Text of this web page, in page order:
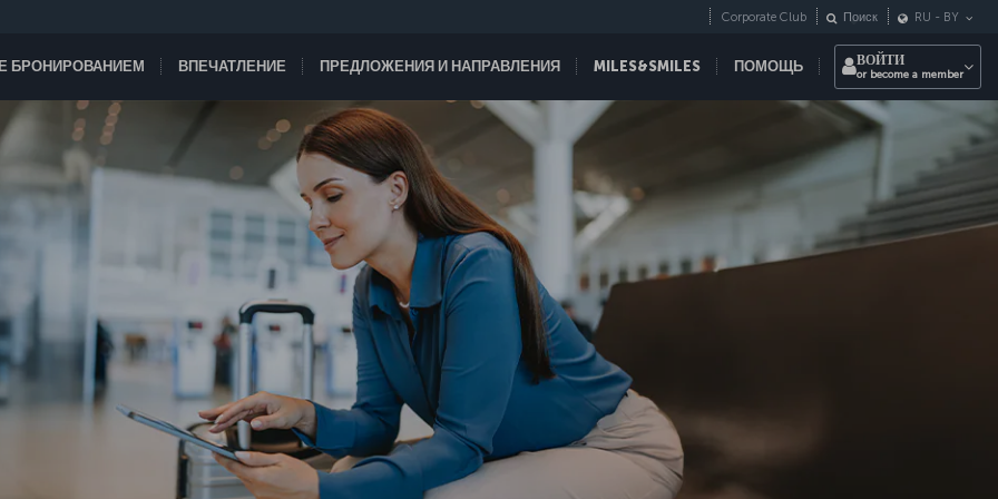
БРОНИРОВАНИЕМ ВПЕЧАТЛЕНИЕ ПРЕДЛОЖЕНИЯ И НАПРАВЛЕНИЯ MILES&SMILES ПОМОЩЬ
Corporate Club Поиск RU - BY
ВОЙТИ
or become a member